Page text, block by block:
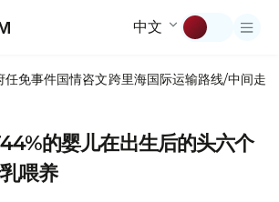
中文
任免事件国情咨文跨里海国际运输路线/中间走廊
的婴儿在出生后的头六个
喂养